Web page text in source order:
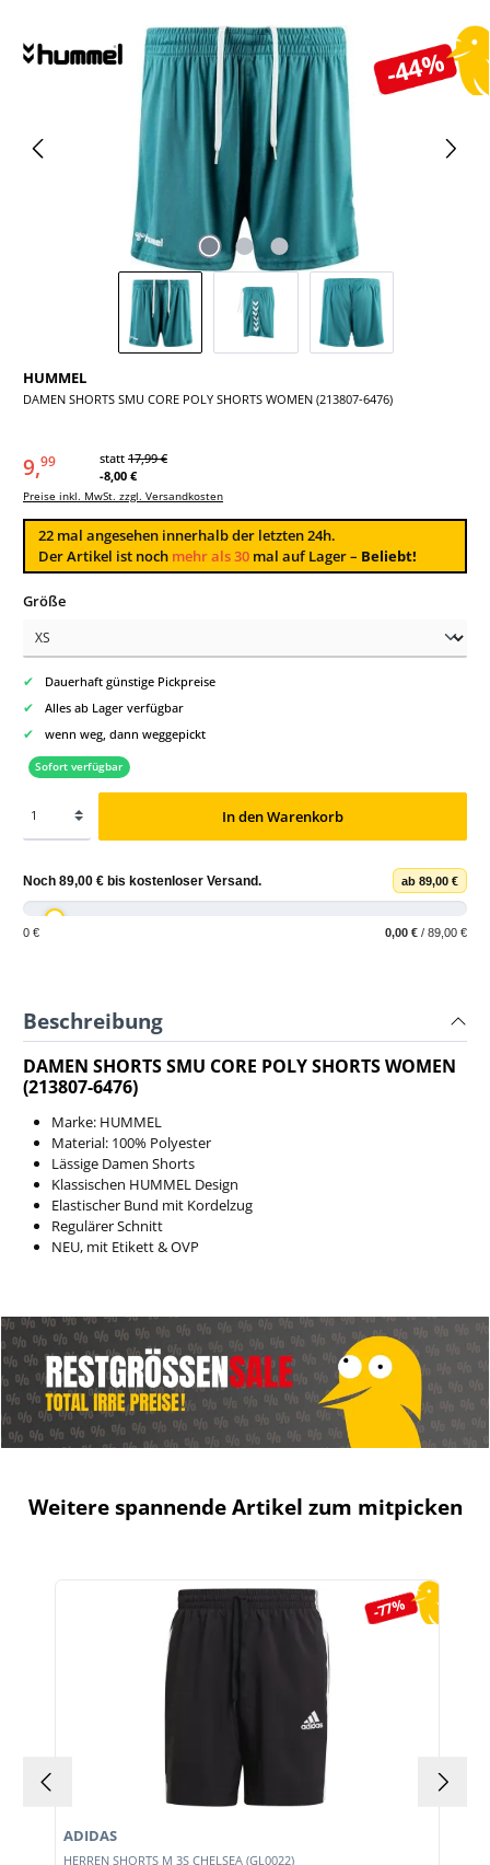
-44%
Bildergalerie überspringen
HUMMEL
DAMEN SHORTS SMU CORE POLY SHORTS WOMEN (213807-6476)
9,99 statt 17,99 €
-8,00 €
Preise inkl. MwSt. zzgl. Versandkosten
22 mal angesehen innerhalb der letzten 24h.
Der Artikel ist noch mehr als 30 mal auf Lager – Beliebt!
Größeauswählen
✔ Dauerhaft günstige Pickpreise
✔ Alles ab Lager verfügbar
✔ wenn weg, dann weggepickt
Sofort verfügbar
In den Warenkorb
Noch 89,00 € bis kostenloser Versand. ab 89,00 €
0 € 0,00 € / 89,00 €
Beschreibung
DAMEN SHORTS SMU CORE POLY SHORTS WOMEN
(213807-6476)
Marke: HUMMEL
Material: 100% Polyester
Lässige Damen Shorts
Klassischen HUMMEL Design
Elastischer Bund mit Kordelzug
Regulärer Schnitt
NEU, mit Etikett & OVP
Weitere spannende Artikel zum mitpicken
Produktgalerie überspringen
-77%
HERREN SHORTS M 3S CHELSEA (GL0022)
ADIDAS